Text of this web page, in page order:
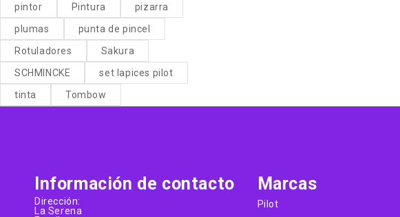
pintor
Pintura
pizarra
plumas
punta de pincel
Rotuladores
Sakura
SCHMINCKE
set lapices pilot
tinta
Tombow
Información de contacto
Dirección:
La Serena
Marcas
Pilot